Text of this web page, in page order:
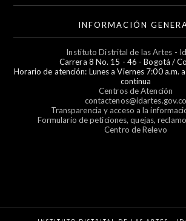
INFORMACIÓN
Instituto Distrital de las Artes -
Carrera 8 No. 15 - 46 - Bogotá /
Horario de atención: Lunes a Viernes 7:00 a.m.
continua
Centros de Atención
contactenos@idartes.gov.co
Transparencia y acceso a la
Formulario de peticiones, quejas,
Centro de Relevo